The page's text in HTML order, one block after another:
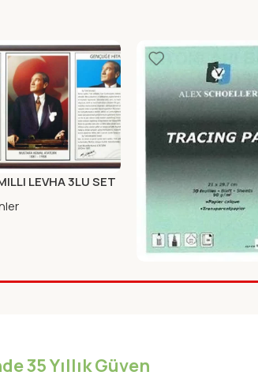
LEVHA 3LU SET
90GR 30 LU ALX-826
35 Yıllık Güven